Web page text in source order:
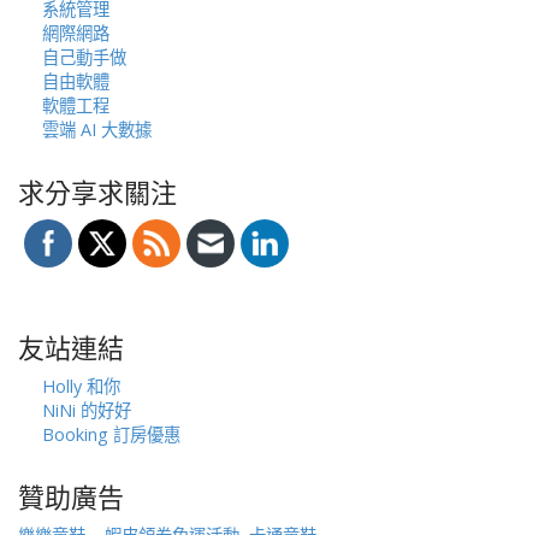
系統管理
網際網路
自己動手做
自由軟體
軟體工程
雲端 AI 大數據
求分享求關注
友站連結
Holly 和你
NiNi 的好好
Booking 訂房優惠
贊助廣告